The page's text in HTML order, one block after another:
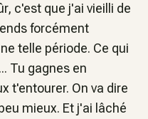
c'est que j'ai vieilli de
forcément
telle période. Ce qui
Tu gagnes en
t'entourer. On va dire
mieux. Et j'ai lâché